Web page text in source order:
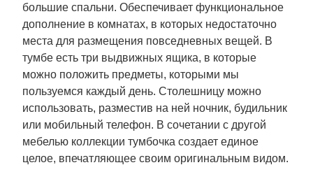
большие спальни. Обеспечивает функциональное
дополнение в комнатах, в которых недостаточно
места для размещения повседневных вещей. В
тумбе есть три выдвижных ящика, в которые
можно положить предметы, которыми мы
пользуемся каждый день. Столешницу можно
использовать, разместив на ней ночник, будильник
или мобильный телефон. В сочетании с другой
мебелью коллекции тумбочка создает единое
целое, впечатляющее своим оригинальным видом.